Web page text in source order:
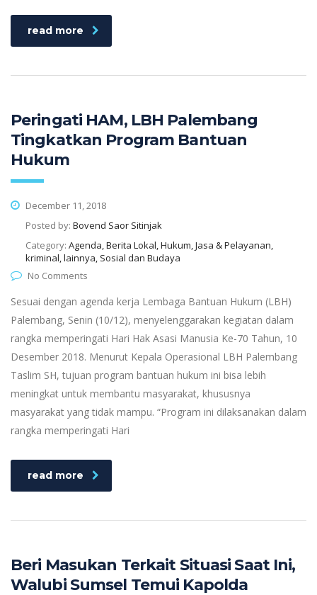
read more
Peringati HAM, LBH Palembang
Tingkatkan Program Bantuan
Hukum
December 11, 2018
Posted by: Bovend Saor Sitinjak
Category: Agenda, Berita Lokal, Hukum, Jasa & Pelayanan,
kriminal, lainnya, Sosial dan Budaya
No Comments
Sesuai dengan agenda kerja Lembaga Bantuan Hukum (LBH)
Palembang, Senin (10/12), menyelenggarakan kegiatan dalam
rangka memperingati Hari Hak Asasi Manusia Ke-70 Tahun, 10
Desember 2018. Menurut Kepala Operasional LBH Palembang
Taslim SH, tujuan program bantuan hukum ini bisa lebih
meningkat untuk membantu masyarakat, khususnya
masyarakat yang tidak mampu. “Program ini dilaksanakan dalam
rangka memperingati Hari
read more
Beri Masukan Terkait Situasi Saat Ini,
Walubi Sumsel Temui Kapolda